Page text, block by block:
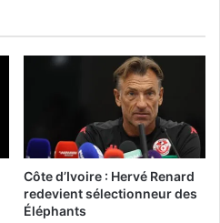
Côte d’Ivoire : Hervé Renard
redevient sélectionneur des
Éléphants